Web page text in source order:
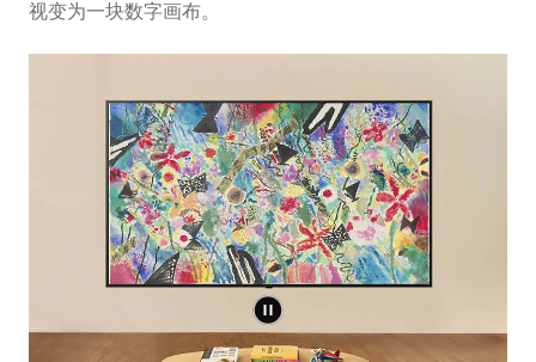
视变为一块数字画布。